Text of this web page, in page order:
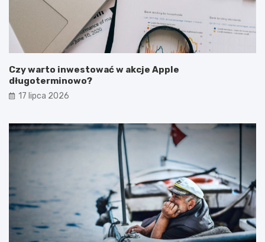
Czy warto inwestować w akcje Apple
długoterminowo?
17 lipca 2026